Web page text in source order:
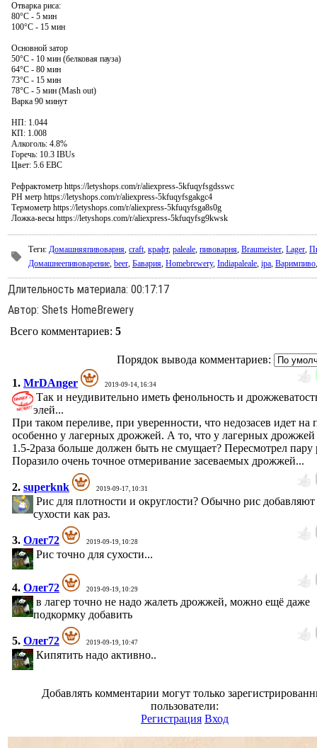
Отварка риса:
80°С - 5 мин
100°С - 15 мин
Основной затор
50°С - 10 мин (белковая пауза)
64°С - 80 мин
73°С - 15 мин
78°С - 5 мин (Mash out)
Варка 90 минут
НП: 1.044
КП: 1.008
Алкоголь: 4.8%
Горечь: 10.3 IBUs
Цвет: 5.6 EBC
Рефрактометр https://letyshops.com/r/aliexpress-5kfuqyfsgdsswc
PH метр https://letyshops.com/r/aliexpress-5kfuqyfsgakgc4
Термометр https://letyshops.com/r/aliexpress-5kfuqyfsga8s0g
Ложка-весы https://letyshops.com/r/aliexpress-5kfuqyfsg9kwsk
Теги: Домашняяпивоварня, craft, крафт, paleale, пивоварня, Braumeister, Lager,
Домашнеепивоварение, beer, Бавария, Homebrewery, Indiapaleale, ipa, Варимпиво
Длительность материала: 00:17:17
Автор: Shets HomeBrewery
Всего комментариев: 5
Порядок вывода комментариев:
1. MrDAnger 2019-09-14, 16:34
Так и неудивительно иметь фенольность и
элей...
При таком переливе, при уверенности, что недозасев идет на
особенно у лагерных дрожжей. А то, что у лагерных дрожжей
1.5-2раза больше должен быть не смущает? Пересмотрел пару
Поразило очень точное отмеривание засеваемых дрожжей...
2. superknk 2019-09-17, 10:31
Рис для плотности и округлости? Обычно рис добавляют
сухости как раз.
3. Олег72 2019-09-19, 10:28
Рис точно для сухости...
4. Олег72 2019-09-19, 10:29
в лагер точно не надо жалеть дрожжей, можно ещё даже
подкормку добавить
5. Олег72 2019-09-19, 10:47
Кипятить надо активно..
Добавлять комментарии могут только
пользователи:
Регистрация Вход